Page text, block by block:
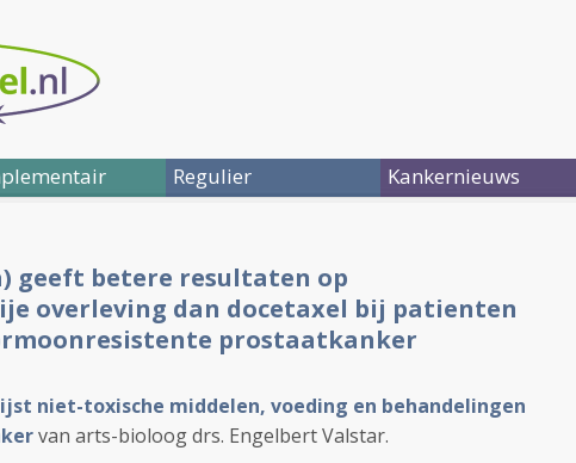
Regulier Kankernieuws
geeft betere resultaten op
overleving dan docetaxel bij patienten
prostaatkanker
niet-toxische middelen, voeding en behandelingen
van arts-bioloog drs. Engelbert Valstar.